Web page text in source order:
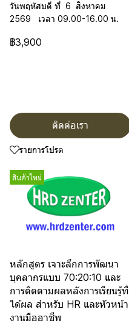
วันพฤหัสบดี ที่ 6 สิงหาคม
2569 เวลา 09.00-16.00 น.
฿3,900
ติดต่อเรา
รายการโปรด
สินค้าใหม่
หลักสูตร เจาะลึกการพัฒนา
บุคลากรแบบ 70:20:10 และ
การติดตามผลหลังการเรียนรู้ที่
ได้ผล สำหรับ HR และหัวหน้า
งานมืออาชีพ